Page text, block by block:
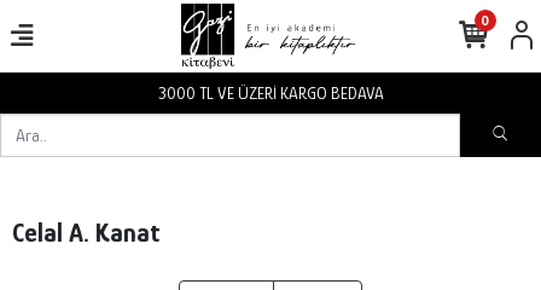
3000 TL VE ÜZERİ KARGO BEDAVA
0
Celal A. Kanat